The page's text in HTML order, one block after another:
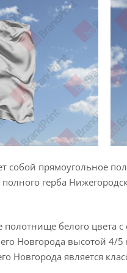
собой прямоугольное
герба
полотнище белого
Новгорода высотой
Новгорода является